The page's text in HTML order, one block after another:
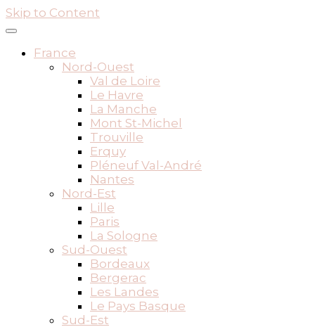
Skip to Content
France
Nord-Ouest
Val de Loire
Le Havre
La Manche
Mont St-Michel
Trouville
Erquy
Pléneuf Val-André
Nantes
Nord-Est
Lille
Paris
La Sologne
Sud-Ouest
Bordeaux
Bergerac
Les Landes
Le Pays Basque
Sud-Est